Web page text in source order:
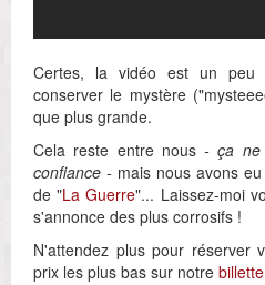
Certes, la vidéo est un peu
conserver le mystère
que plus grande.
Cela reste entre nous - ça ne
confiance - mais nous avons
de "La Guerre"... Laissez-moi
s'annonce des plus corrosifs !
N'attendez plus pour réserver
prix les plus bas sur notre